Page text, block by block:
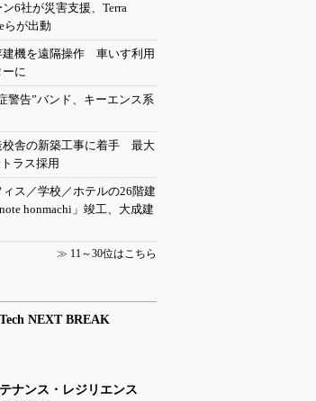
6社が災害支援、Terra
らが出動
建機を遠隔操作 車いす利用
に
警告”バンド、キーエンス系
校舎の新築工事に着手 最大
ラス採用
ス／学校／ホテルの26階建
honmachi」竣工、大成建
≫ 11～30位はこちら
NEXT BREAK
ナンス・レジリエンス